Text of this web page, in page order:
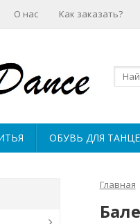
О нас Как заказать?
ОБУВЬ ДЛЯ
Главная